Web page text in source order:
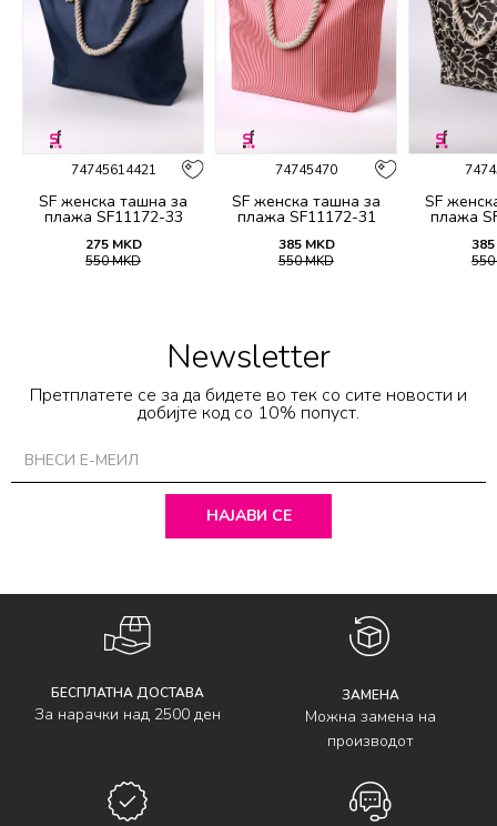
74745614421
SF женска ташна за
плажа SF11172-33
275 MKD
550MKD
74745470
SF женска ташна за
плажа SF11172-31
385 MKD
550MKD
SF
плажа
385
550
Newsletter
Претплатете се за да бидете во тек со сите новости и
добијте код со 10% попуст.
НАЈАВИ СЕ
БЕСПЛАТНА ДОСТАВА
За нарачки над 2500 ден
ЗАМЕНА
Можна замена на
производот